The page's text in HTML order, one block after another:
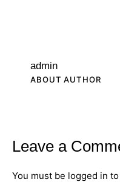
admin
ABOUT AUTHOR
Leave a
You must be logged in